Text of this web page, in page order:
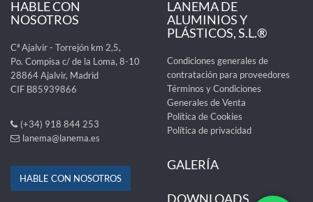
HABLE CON
NOSOTROS
Cª Ajalvir - Torrejón km 2,5,
Po. Compisa c/ de la Loma, 8-10
28864 Ajalvir, Madrid
CIF B85939866
(+34) 918 844 253
lanema@lanema.es
HABLE CON NOSOTROS
LANEMA DE
ALUMINIOS Y
PLÁSTICOS, S.L.®
Condiciones generales de
contratación para proveedores
Términos y Condiciones
Generales de Venta
Política de Cookies
Política de privacidad
GALERÍA
DOWNLOADS